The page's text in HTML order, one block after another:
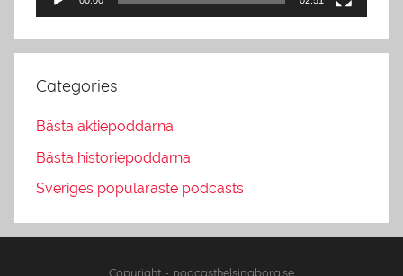
Categories
Bästa aktiepoddarna
Bästa historiepoddarna
Sveriges populäraste podcasts